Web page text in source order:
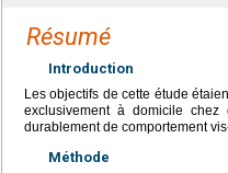
Résumé
Introduction
Les objectifs de cette étude
exclusivement à domicile
durablement de comportement
Méthode